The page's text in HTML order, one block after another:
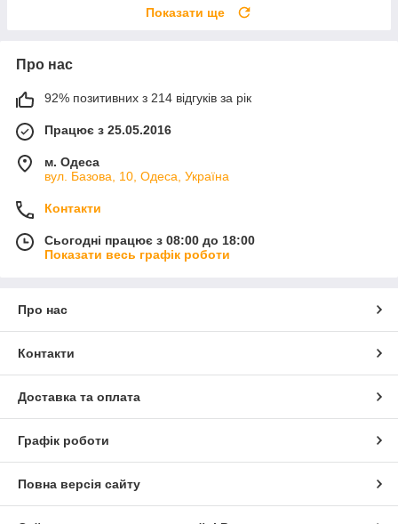
Показати ще
Про нас
92% позитивних з 214 відгуків за рік
Працює з 25.05.2016
м. Одеса
вул. Базова, 10, Одеса, Україна
Контакти
Сьогодні працює з 08:00 до 18:00
Показати весь графік роботи
Про нас
Контакти
Доставка та оплата
Графік роботи
Повна версія сайту